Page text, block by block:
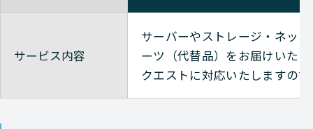
サービス内容
サーバーやストレージ・ネッ
ーツ（代替品）をお届けいた
クエストに対応いたしますの